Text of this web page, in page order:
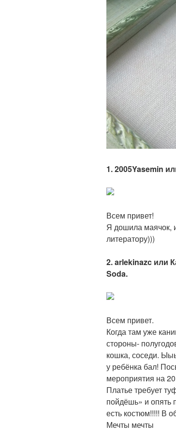
1. 2005Yasemin
Всем привет!
Я дошила маячок,
литератору)))
2. arlekinazc или
Soda.
Всем привет.
Когда там уже
стороны-
кошка, соседи.
у ребёнка бал!
мероприятия на
Платье требует
пойдёшь» и опять
есть костюм!!!!! В
Мечты мечты